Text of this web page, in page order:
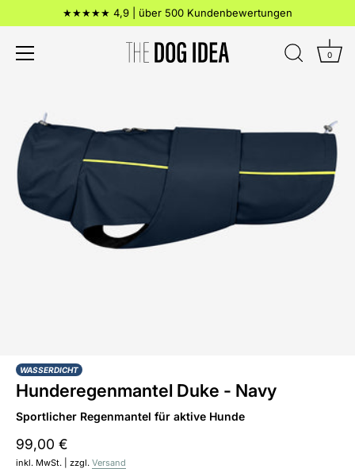
zum
★★★★★ 4,9 | über 500 Kundenbewertungen
0
WASSERDICHT
Hunderegenmantel Duke - Navy
Sportlicher Regenmantel für aktive Hunde
99,00 €
inkl. MwSt. | zzgl. Versand